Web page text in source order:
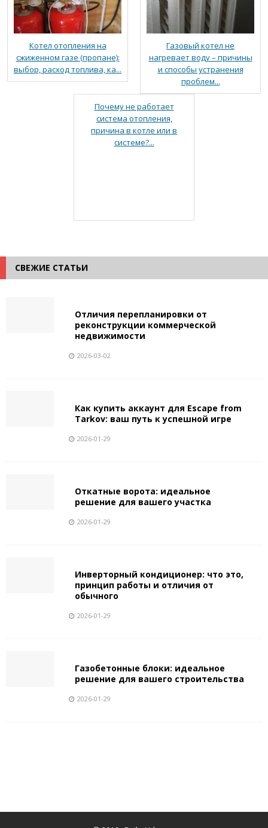
Котел отопления на
сжиженном газе (пропане):
выбор, расход топлива, ка...
Газовый котел не
нагревает воду – причины
и способы устранения
проблем...
Почему не работает
система отопления,
причина в котле или в
системе?...
СВЕЖИЕ СТАТЬИ
Отличия перепланировки от
реконструкции коммерческой
недвижимости
2026-03-02
Как купить аккаунт для Escape from
Tarkov: ваш путь к успешной игре
2026-01-29
Откатные ворота: идеальное
решение для вашего участка
2026-01-29
Инверторный кондиционер: что это,
принцип работы и отличия от
обычного
2026-01-29
Газобетонные блоки: идеальное
решение для вашего строительства
2026-01-29